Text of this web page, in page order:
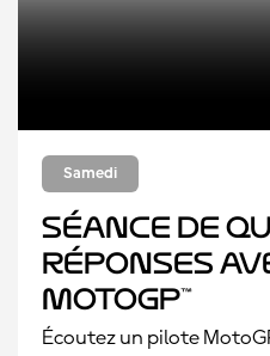
Samedi
Séance de
réponses
MotoGP™
Écoutez un pilote